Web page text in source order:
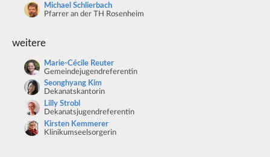
Michael Schlierbach
Pfarrer an der TH Rosenheim
weitere
Marie-Cécile Reuter
Gemeindejugendreferentin
Seonghyang Kim
Dekanatskantorin
Lilly Strobl
Dekanatsjugendreferentin
Kirsten Kemmerer
Klinikumseelsorgerin